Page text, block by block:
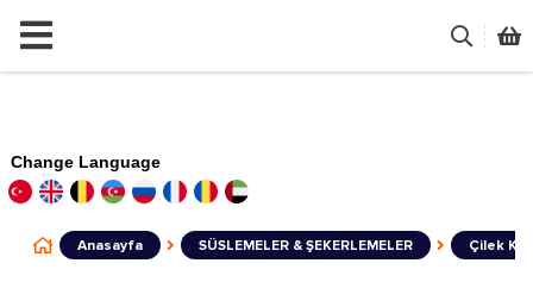
Change Language
Anasayfa SÜSLEMELER & ŞEKERLEMELER Çilek